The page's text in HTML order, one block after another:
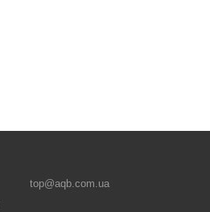
top@aqb.com.ua